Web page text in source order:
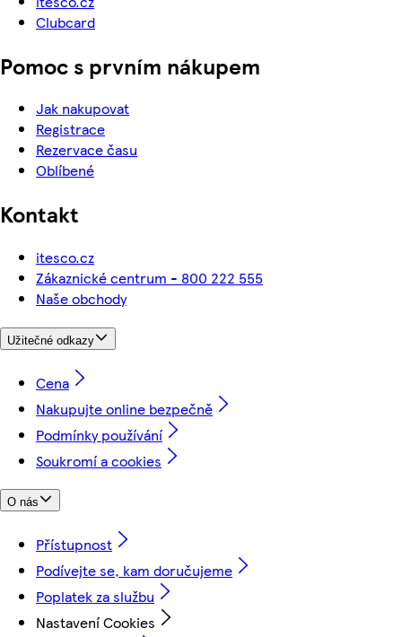
Clubcard
Pomoc s prvním nákupem
Jak nakupovat
Registrace
Rezervace času
Oblíbené
Kontakt
itesco.cz
Zákaznické centrum - 800 222 555
Naše obchody
Užitečné odkazy
Cena
Nakupujte online bezpečně
Podmínky používání
Soukromí a cookies
O nás
Přístupnost
Podívejte se, kam doručujeme
Poplatek za službu
Nastavení Cookies